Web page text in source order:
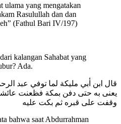
ulama yang mengatakan
Rasulullah dan dan
(Fathul Bari IV/197)
kalangan Sahabat yang
Ada.
ﻗﺎﻝ اﺑﻦ ﺃﺑﻲ ﻣﻠﻴﻜﺔ ﻟﻤﺎ ﺗﻮﻓﻲ ﻋﺒﺪ
ﻳﻌﻨﻰ ﺑﻪ ﺣﺘﻰ ﺩﻓﻦ ﺑﻤﻜﺔ ﻓﻈﻌﻨﺖ
ﻭﻗﻔﺖ ﻋﻠﻰ قبره ﺛﻢ ﺑﻜﺖ ﻋﻠﻴﻪ
bahwa saat Abdurrahman